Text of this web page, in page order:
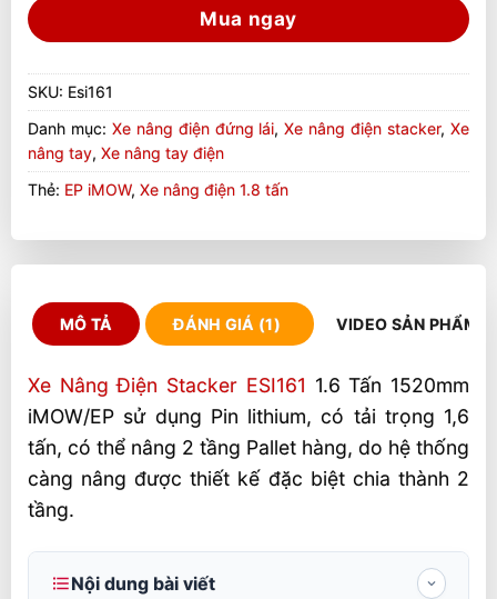
Mua ngay
SKU: Esi161
Danh mục: Xe nâng điện đứng lái,Xe nâng điện stacker,Xe
nâng tay, Xe nâng tay điện
Thẻ: EP iMOW, Xe nâng điện 1.8 tấn
MÔ TẢ ĐÁNH GIÁ (1) VIDEO SẢN PHẨM
Xe Nâng Điện Stacker ESI161 1.6 Tấn 1520mm
iMOW/EP sử dụng Pin lithium, có tải trọng 1,6
tấn, có thể nâng 2 tầng Pallet hàng, do hệ thống
càng nâng được thiết kế đặc biệt chia thành 2
tầng.
Nội dung bài viết